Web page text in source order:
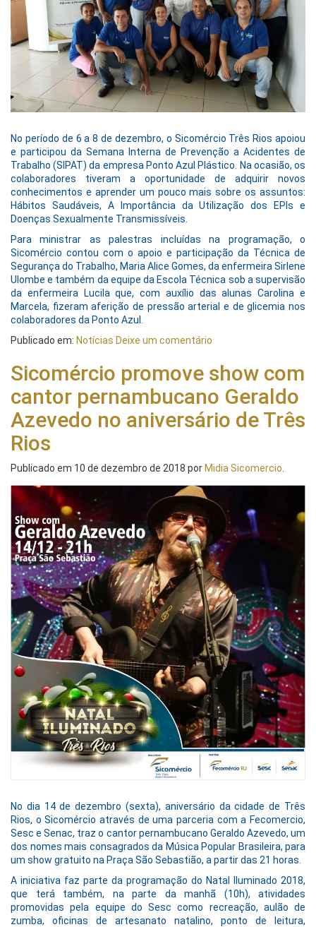
No período de 6 a 8 de dezembro, o Sicomércio Três Rios apoiou
e participou da Semana Interna de Prevenção a Acidentes de
Trabalho (SIPAT) da empresa Ponto Azul Plástico. Na ocasião, os
colaboradores tiveram a oportunidade de adquirir novos
conhecimentos e aprender um pouco mais sobre os assuntos:
Hábitos Saudáveis, A Importância da Utilização dos EPIs e
Doenças Sexualmente Transmissíveis.
Para ministrar as palestras incluídas na programação, o
Sicomércio contou com o apoio e participação da Técnica de
Segurança do Trabalho, Maria Alice Gomes, da enfermeira Sirlene
Ulombe e também da equipe da Escola Técnica sob a supervisão
da enfermeira Lucila que, com auxílio das alunas Carolina e
Marcela, fizeram aferição de pressão arterial e de glicemia nos
colaboradores da Ponto Azul.
Publicado em: Notícias Deixe um comentário
Sicomércio promove show com
cantor pernambucano Geraldo
Azevedo no aniversário de Três
Rios
Publicado em 10 de dezembro de 2018 por Midia Sicomercio
No dia 14 de dezembro (sexta), aniversário da cidade de Três
Rios, o Sicomércio através de uma parceria com a Fecomercio,
Sesc e Senac, traz o cantor pernambucano Geraldo Azevedo, um
dos nomes mais consagrados da Música Popular Brasileira, para
um show gratuito na Praça São Sebastião, a partir das 21 horas.
A iniciativa faz parte da programação do Natal Iluminado 2018,
que terá também, na parte da manhã (10h), atividades
promovidas pela equipe do Sesc como recreação, aulão de
zumba, oficinas de artesanato natalino, ponto de leitura,